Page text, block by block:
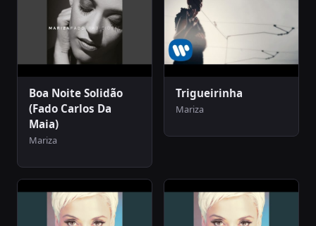
Boa Noite Solidão
(Fado Carlos Da
Maia)
Mariza
Trigueirinha
Mariza